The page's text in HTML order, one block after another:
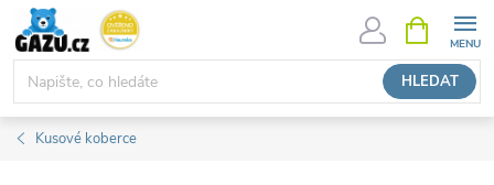
Přejít
obsah
HLEDAT
NÁKUPNÍ
KOŠÍK
Kusové koberce